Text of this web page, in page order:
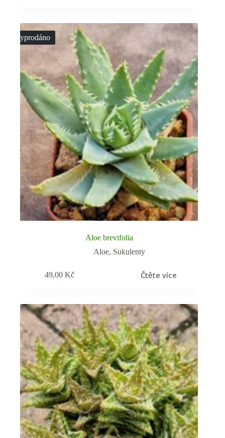
Vyprodáno
Aloe brevifolia
Aloe, Sukulenty
49,00Kč Čtěte více